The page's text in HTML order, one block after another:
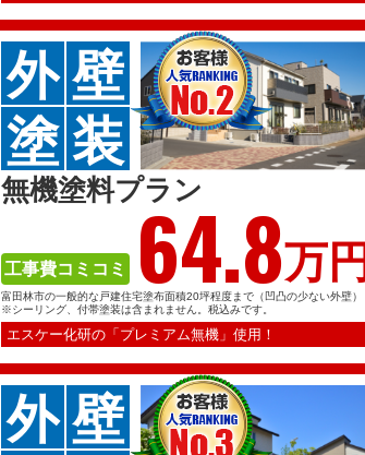
外 壁
塗 装
無機塗料プラン
工事費コミコミ 64.8万円
富田林市の一般的な戸建住宅塗布面積20坪程度まで（凹凸の少ない外壁）
※シーリング、付帯塗装は含まれません。税込みです。
エスケー化研の「プレミアム無機」使用！
外 壁